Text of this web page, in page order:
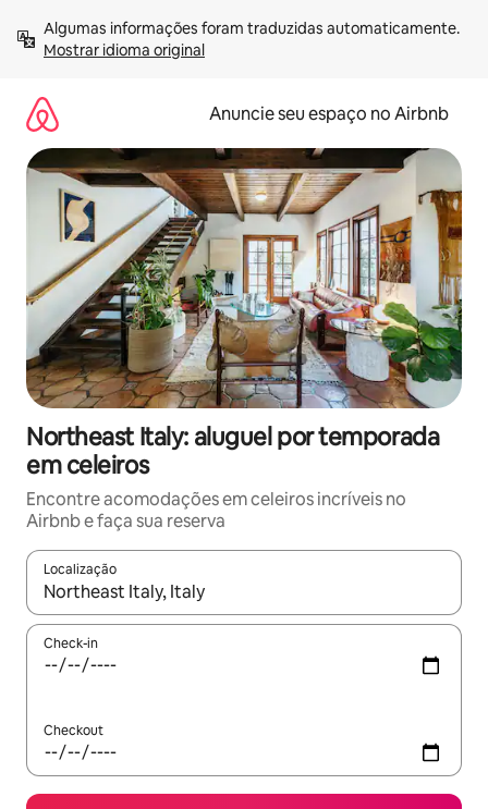
para
Mostrar idioma original
Anuncie seu espaço no Airbnb
Northeast Italy: aluguel por temporada
em celeiros
Encontre acomodações em celeiros incríveis no
Airbnb e faça sua reserva
Localização
Quando os resultados estiverem disponíveis, explore-os
Check-in
Checkout